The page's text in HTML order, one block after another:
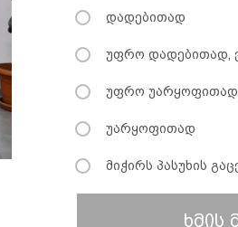
დადებითად
უფრო დადებითად,
უფრო
უარყოფითად
მიჭირს პასუხის
ხმის